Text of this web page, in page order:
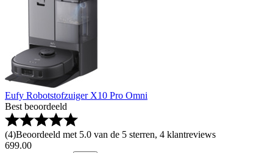
Eufy Robotstofzuiger X10 Pro Omni
Best beoordeeld
(4)Beoordeeld met 5.0 van de 5 sterren, 4 klantreviews
699.00